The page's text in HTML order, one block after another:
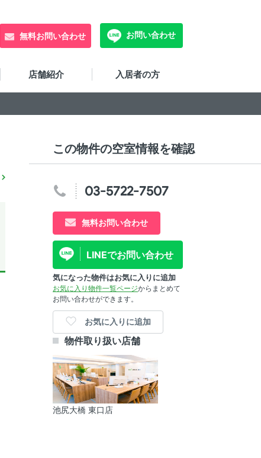
無料お問い合わせ お問い合わせ
店舗紹介 入居者の方
この物件の空室情報を確認
03-5722-7507
無料お問い合わせ
LINEでお問い合わせ
気になった物件はお気に入りに追加
お気に入り物件一覧ページからまとめて
お問い合わせができます。
お気に入りに追加
物件取り扱い店舗
池尻大橋 東口店